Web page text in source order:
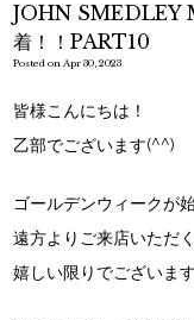
JOHN SMEDLEY
着！！PART10
Posted on Apr 30, 2023
皆様こんにちは！
乙部でございます(^^)
ゴールデンウィークが
遠方よりご来店いただ
嬉しい限りでございます